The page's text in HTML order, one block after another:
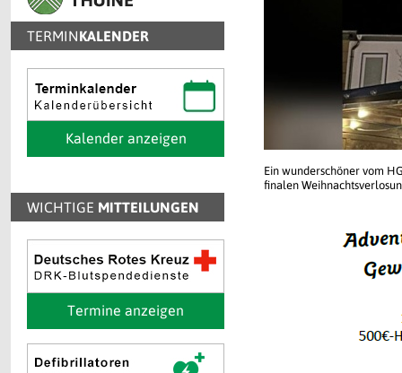
TERMINKALENDER
Kalender anzeigen
WICHTIGE MITTEILUNGEN
Termine anzeigen
Ein wunderschöner vom
finalen